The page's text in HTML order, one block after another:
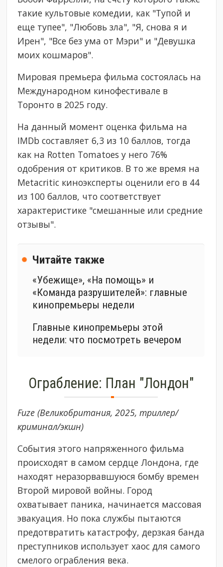
такие культовые комедии, как "Тупой и
еще тупее", "Любовь зла", "Я, снова я и
Ирен", "Все без ума от Мэри" и "Девушка
моих кошмаров".
Мировая премьера фильма состоялась на
Международном кинофестивале в
Торонто в 2025 году.
На данный момент оценка фильма на
IMDb составляет 6,3 из 10 баллов, тогда
как на Rotten Tomatoes у него 76%
одобрения от критиков. В то же время на
Metacritic киноэксперты оценили его в 44
из 100 баллов, что соответствует
характеристике "смешанные или средние
отзывы".
Читайте также
«Убежище», «На помощь» и
«Команда разрушителей»: главные
кинопремьеры недели
Главные кинопремьеры этой
недели: что посмотреть вечером
Ограбление: План "Лондон"
Fuze (Великобритания, 2025, триллер/
криминал/экшн)
События этого напряженного фильма
происходят в самом сердце Лондона, где
находят неразорвавшуюся бомбу времен
Второй мировой войны. Город
охватывает паника, начинается массовая
эвакуация. Но пока службы пытаются
предотвратить катастрофу, дерзкая банда
преступников использует хаос для самого
смелого ограбления века.